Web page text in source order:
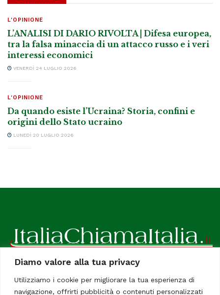
Diamo valore alla tua privacy
Utilizziamo i cookie per migliorare la tua esperienza di
navigazione, offrirti pubblicità o contenuti personalizzati
L'OPINIONE
L’ANALISI DI DARIO RIVOLTA | Difesa europea,
tra la falsa minaccia di un attacco russo e i veri
interessi economici
VENERDÌ 24 LUGLIO 2026
L'OPINIONE
Da quando esiste l’Ucraina? Storia, confini e
origini dello Stato ucraino
LUNEDÌ 20 LUGLIO 2026
ItaliaChiamaItalia, il TUO quotidiano online preferito.
Dedicato in particolare a tutti gli italiani residenti all'estero.